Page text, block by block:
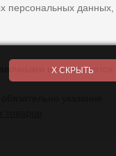
персональных
и не являются